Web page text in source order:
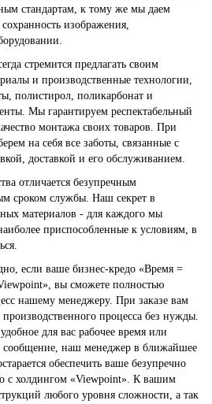
стандартам, к тому же мы даем
изображения,
стремится предлагать своим
и производственные технологии,
полистирол, поликарбонат и
Мы гарантируем респектабельный
монтажа своих товаров. При
на себя все заботы, связанные с
доставкой и его обслуживанием.
отличается безупречным
сроком службы. Наш секрет в
материалов - для каждого мы
приспособленные к условиям, в
если ваше бизнес-кредо «Время =
вы сможете полностью
нашему менеджеру. При заказе вам
производственного процесса без нужды.
для вас рабочее время или
сообщение, наш менеджер в ближайшее
обеспечить ваше безупречно
с холдингом «Viewpoint». К вашим
любого уровня сложности, а так